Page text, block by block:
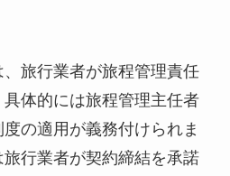
旅行業者が旅程管理責任
体的には旅程管理主任者
の適用が義務付けられま
行業者が契約締結を承諾